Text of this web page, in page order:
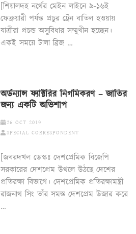
[শিয়ালদহ নর্থের মেইন লাইনে ৯-১৬ই
ফেব্রুয়ারী পর্যন্ত প্রচুর ট্রেন বাতিল হওয়ায়
যাত্রীরা প্রচন্ড অসুবিধার সম্মুখীন হচ্ছেন।
একই সময়ে টালা ব্রিজ …
অর্ডন্যান্স ফ্যাক্টরির নিগমিকরণ – জাতির
জন্য একটি অভিশাপ
26 OCT 2019
SPECIAL CORRESPONDENT
[জবরদখল ডেস্কঃ দেশপ্রেমিক বিজেপি
সরকারের দেশপ্রেম উথলে উঠছে দেশের
প্রতিরক্ষা বিভাগে। দেশপ্রেমিক প্রতিরক্ষামন্ত্রী
রাজনাথ সিং তাঁর সমস্ত দেশপ্রেম উজার করে
…